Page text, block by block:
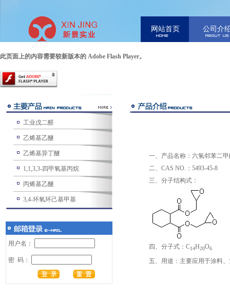
网站首页 公司介
此页面上的内容需要较新版本的 Adobe Flash Player。
工业戊二醛
乙烯基乙醚
乙烯基异丁醚
1,1,3,3-四甲氧基丙烷
丙烯基乙醚
3,4-环氧环己基甲基
用户名：
密 码：
一、产品名称：六氢邻苯二甲
二、CAS NO.：5493-45-8
三、分子结构式：
四、分子式：C14H20O6
五、用途：主要应用于涂料